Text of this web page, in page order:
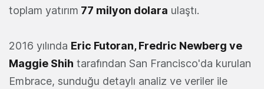
toplam yatırım 77 milyon dolara ulaştı.
2016 yılında Eric Futoran, Fredric Newberg ve
Maggie Shih tarafından San Francisco'da kurulan
Embrace, sunduğu detaylı analiz ve veriler ile